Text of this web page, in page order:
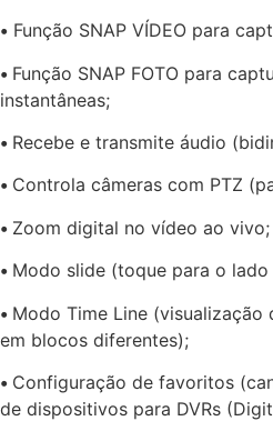
• Função SNAP VÍDEO para
• Função SNAP FOTO para
instantâneas;
• Recebe e transmite áudio
• Controla câmeras com PTZ
• Zoom digital no vídeo ao vivo;
• Modo slide (toque para o
• Modo Time Line (visualização
em blocos diferentes);
• Configuração de favoritos
de dispositivos para DVRs